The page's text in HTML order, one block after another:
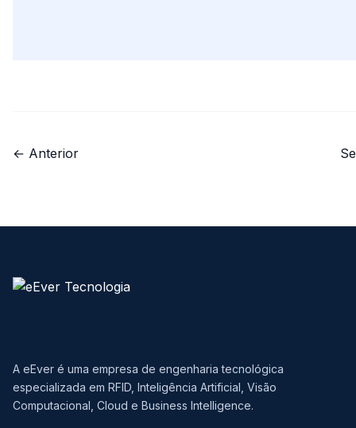
← Anterior
A eEver é uma empresa de engenharia tecnológica
especializada em RFID, Inteligência Artificial, Visão
Computacional, Cloud e Business Intelligence.